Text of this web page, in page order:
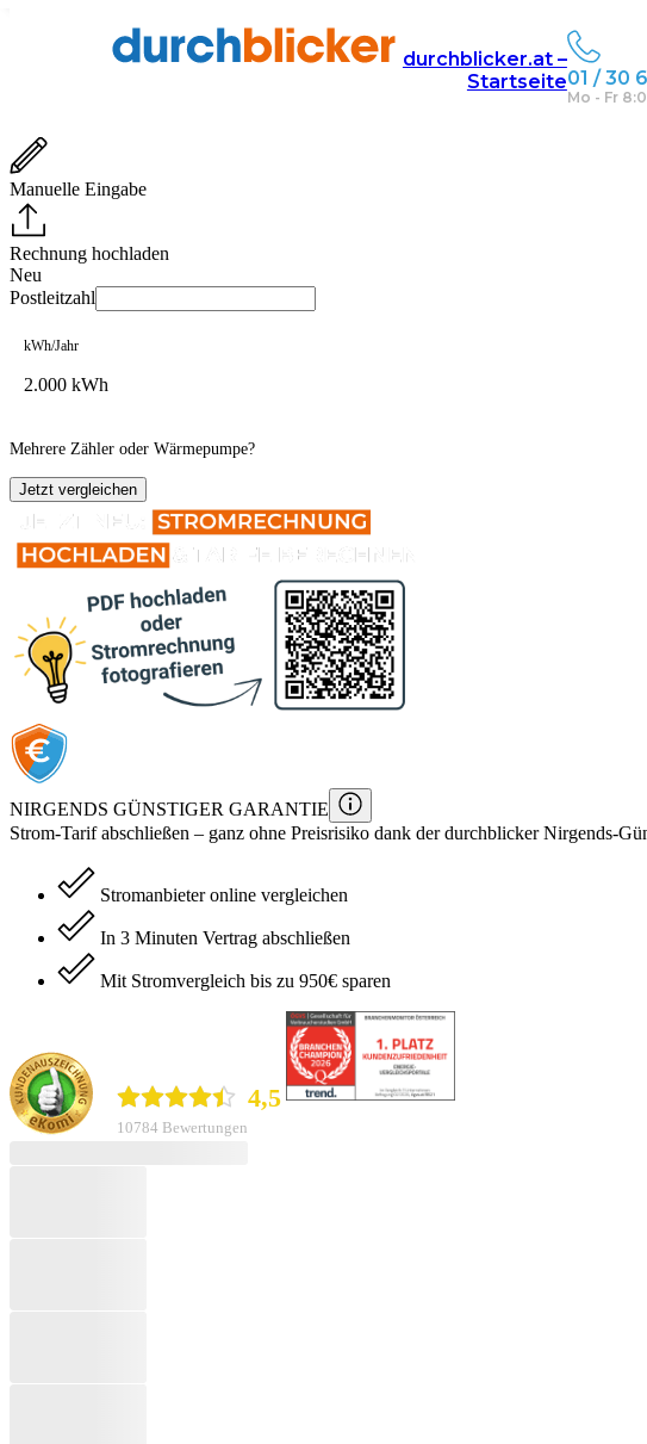
durchblicker.at –
Startseite01 / 30
Mo - Fr
Stromvergleich für Österreich
Manuelle Eingabe
Rechnung hochladen
Neu
Postleitzahl
kWh/Jahr
Mehrere Zähler oder Wärmepumpe?
Jetzt vergleichen
NIRGENDS GÜNSTIGER GARANTIE
Strom-Tarifabschließen – ganz ohne Preisrisiko dank der durchblicker Nirgends-
Stromanbieter online vergleichen
In 3 Minuten Vertrag abschließen
Mit Stromvergleich bis zu 950€ sparen
4,5
10784 Bewertungen